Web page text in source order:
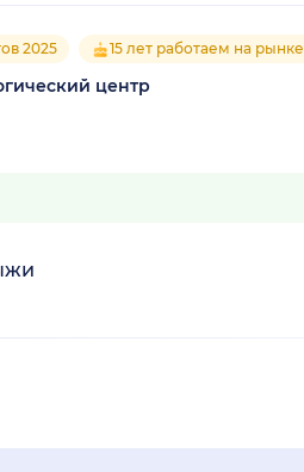
2025 15 лет работаем на рынке
центр